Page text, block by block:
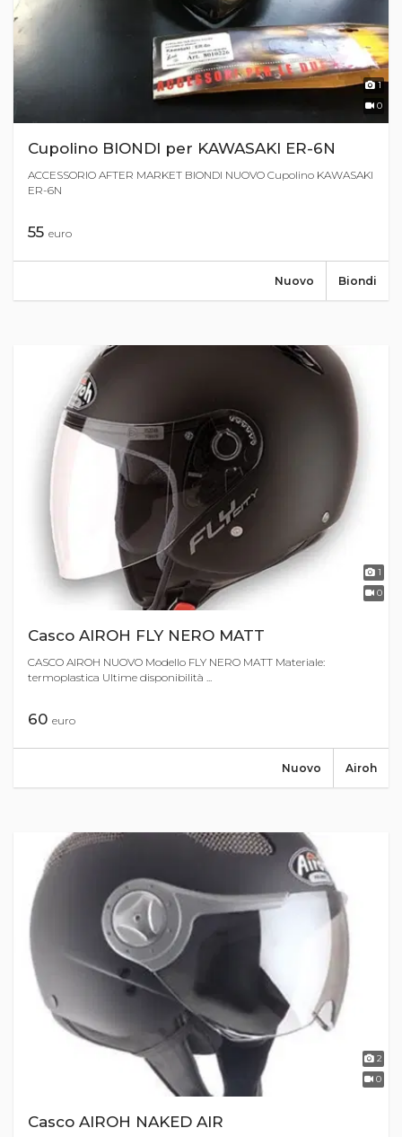
1
0
Cupolino BIONDI per KAWASAKI ER-6N
ACCESSORIO AFTER MARKET BIONDI NUOVO Cupolino KAWASAKI
ER-6N
55 euro
Biondi
Nuovo
1
0
Casco AIROH FLY NERO MATT
CASCO AIROH NUOVO Modello FLY NERO MATT Materiale:
termoplastica Ultime disponibilità ...
60 euro
Airoh
Nuovo
2
0
Casco AIROH NAKED AIR